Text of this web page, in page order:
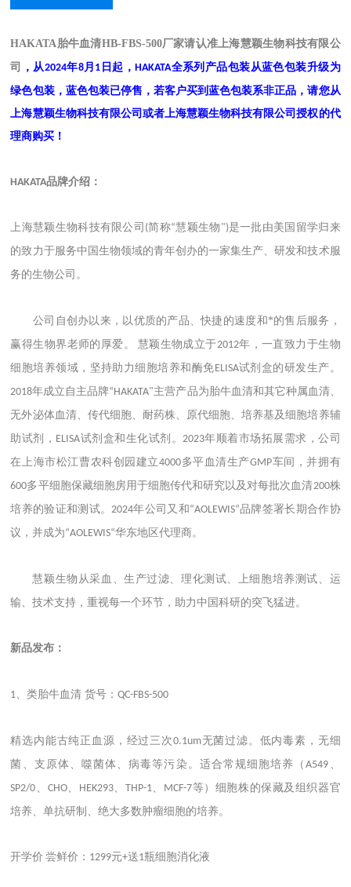
HAKATA胎牛血清HB-FBS-500厂家请认准上海慧颖生物科技有限公
司
，从2024年8月 1 日起，HAKATA全系列产品包装从蓝色包装升级为
绿色包装，蓝色包装已停售，若客户买到蓝色包装系非正品，请您从
上海慧颖生物科技有限公司或者上海慧颖生物科技有限公司授权的代
理商购买！
HAKATA品牌介绍：
上海慧颖生物科技有限公司 (简称“慧颖生物 ")是一批由美国留学归来
的致力于服务中国生物领域的青年创办的一家集生产、研发和技术服
务的生物公司。
公司自创办以来，以优质的产品、快捷的速度和*的售后服务，
赢得生物界老师的厚爱。
慧颖生物成立于2012年，一直致力于生物
细胞培养领域，坚持助力细胞培养和酶免ELISA试剂盒的研发生产。
2018年成立自主品牌“HAKATA"主营产品为胎牛血清和其它种属血清、
无外泌体血清、传代细胞、耐药株、原代细胞、培养基及细胞培养辅
助试剂， ELISA试剂盒和生化试剂。 2023年顺着市场拓展需求，公司
在上海市松江曹农科创园建立4000多平血清生产GMP车间，并拥有
600多平细胞保藏细胞房用于细胞传代和研究以及对每批次血清200株
培养的验证和测试。2024年公司又和 “AOLEWIS“品牌签署长期合作协
议，并成为“AOLEWIS“华东地区代理商。
慧颖生物从采血、生产过滤、理化测试、上细胞培养测试、运
输、技术支持，重视每一个环节，助力中国科研的突飞猛进。
新品发布 ：
1、类胎牛血清 货号：QC-FBS-500
精选内能古纯正血源，经过三次0.1um无菌过滤。低内毒素，无细
菌、支原体、噬菌体、病毒等污染。适合常规细胞培养（A549
SP2/0 CHO、 HEK293、 THP-1 MCF-7等）细胞株的保藏及组织器官
培养、单抗研制、绝大多数肿瘤细胞的培养。
开学价 尝鲜价： 1299元+送1瓶细胞消化液